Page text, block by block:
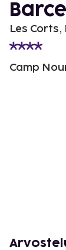
Les Corts,
Camp